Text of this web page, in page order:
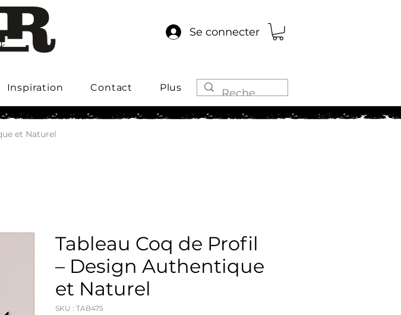
Se connecter
Inspiration Contact Plus
et Naturel
Tableau Coq de Profil
– Design Authentique
et Naturel
SKU : TAB475